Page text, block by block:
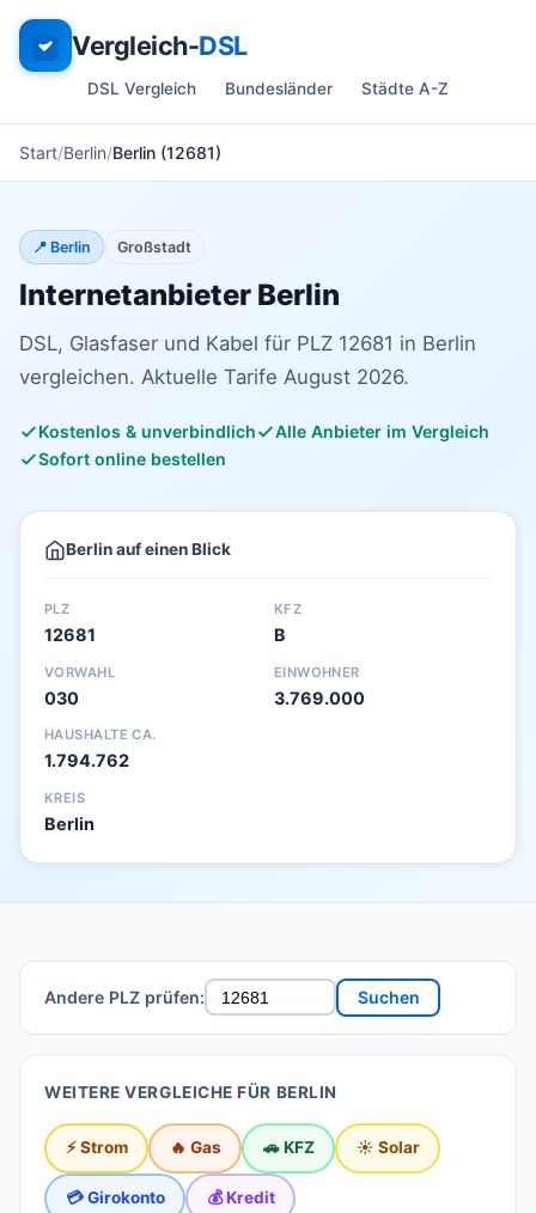
Vergleich-DSL
DSL Vergleich Bundesländer Städte A-Z
Start Berlin Berlin (12681)
📍 Berlin Großstadt
Internetanbieter Berlin
DSL, Glasfaser und Kabel für PLZ 12681 in Berlin
vergleichen. Aktuelle Tarife August 2026.
Kostenlos & unverbindlich
Alle Anbieter im Vergleich
Sofort online bestellen
Berlin auf einen Blick
PLZ
12681
KFZ
B
VORWAHL
030
EINWOHNER
3.769.000
HAUSHALTE CA.
1.794.762
KREIS
Berlin
Andere PLZ prüfen: Suchen
WEITERE VERGLEICHE FÜR BERLIN
⚡ Strom 🔥 Gas 🚗 KFZ ☀️ Solar
💳 Girokonto 💰 Kredit